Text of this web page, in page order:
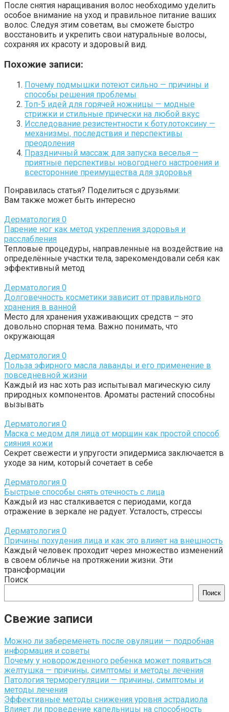
После снятия наращивания волос необходимо уделить
особое внимание на уход и правильное питание ваших
волос. Следуя этим советам, вы сможете быстро
восстановить и укрепить свои натуральные волосы,
сохраняя их красоту и здоровый вид.
Похожие записи:
Почему подмышки потеют сильно — причины и
способы решения проблемы
Топ-5 идей для горячей ножницы — модные
стрижки и стильные прически на любой вкус
Исследование резистентности к ботулотоксину —
механизмы, последствия и перспективы
преодоления
Праздничный массаж для запуска веселья —
приятные перспективы новогоднего настроения и
всесторонние преимущества для здоровья
Понравилась статья? Поделиться с друзьями:
Вам также может быть интересно
Дерматология 0
Парение ног как метод укрепления здоровья и
расслабления
Тепловые процедуры, направленные на воздействие на
определённые участки тела, зарекомендовали себя как
эффективный метод
Дерматология 0
Долговечность косметики зависит от правильного
хранения в ванной
Место для хранения ухаживающих средств – это
довольно спорная тема. Важно понимать, что
окружающая
Дерматология 0
Польза эфирного масла лаванды и его применение в
повседневной жизни
Каждый из нас хоть раз испытывал магическую силу
природных компонентов. Ароматы растений способны
вызывать
Дерматология 0
Маска с медом для лица от морщин как простой способ
сияния кожи
Секрет свежести и упругости эпидермиса заключается в
уходе за ним, который сочетает в себе
Дерматология 0
Быстрые способы снять отечность с лица
Каждый из нас сталкивается с периодами, когда
отражение в зеркале не радует. Усталость, стрессы
Дерматология 0
Причины похудения лица и как это влияет на внешность
Каждый человек проходит через множество изменений
в своем обличье на протяжении жизни. Эти
трансформации
Поиск
Поиск
Свежие записи
Можно ли забеременеть после овуляции — подробная
информация и советы
Почему у новорожденного ребенка может появиться
желтушка — причины, симптомы и методы лечения
Патология терморегуляции — причины, симптомы и
методы лечения
Эффективные методы снижения уровня эстрадиола
Влияет ли проведение капельницы на способность